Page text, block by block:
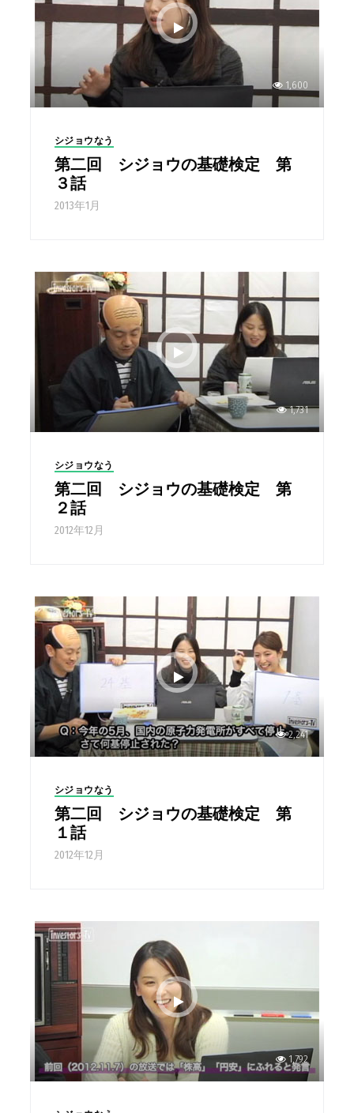
1,600
シジョウなう
第二回 シジョウの基礎検定 第
３話
2013年1月
1,731
シジョウなう
第二回 シジョウの基礎検定 第
２話
2012年12月
2,241
シジョウなう
第二回 シジョウの基礎検定 第
１話
2012年12月
1,792